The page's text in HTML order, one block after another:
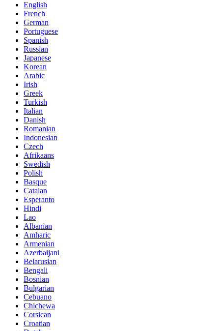
English
French
German
Portuguese
Spanish
Russian
Japanese
Korean
Arabic
Irish
Greek
Turkish
Italian
Danish
Romanian
Indonesian
Czech
Afrikaans
Swedish
Polish
Basque
Catalan
Esperanto
Hindi
Lao
Albanian
Amharic
Armenian
Azerbaijani
Belarusian
Bengali
Bosnian
Bulgarian
Cebuano
Chichewa
Corsican
Croatian